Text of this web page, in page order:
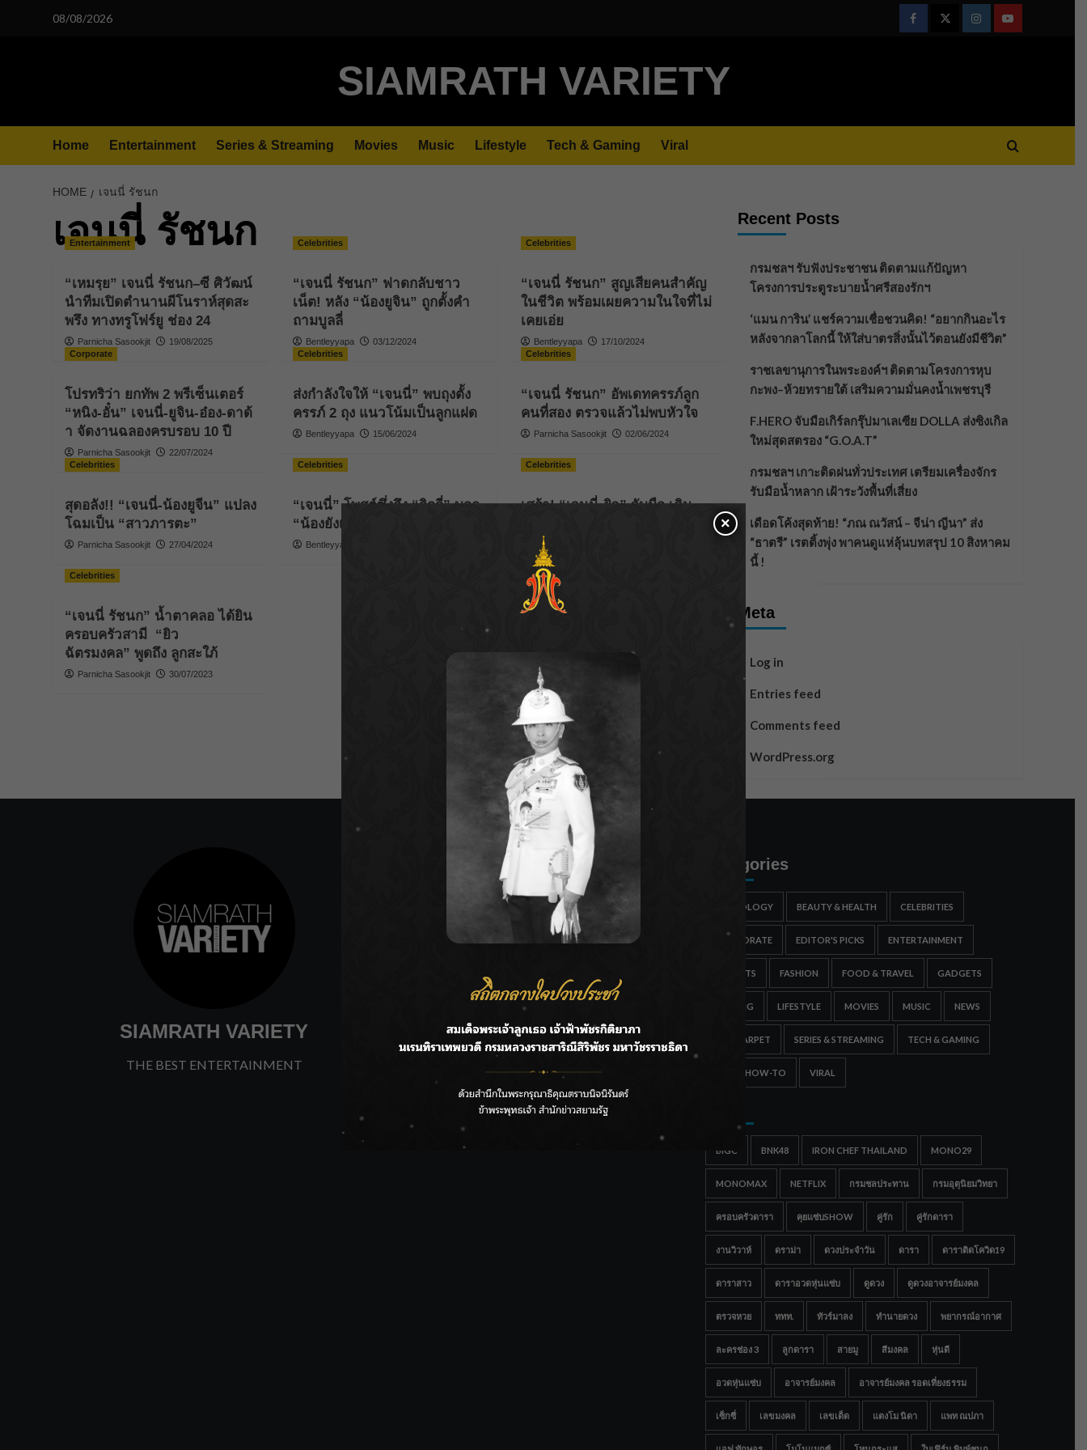
08/08/2026
FacebookTwitterInstagramYoutube
SIAMRATH VARIETY
Home Entertainment Series & Streaming Movies Music Lifestyle Tech & Gaming Viral
HOME เจนนี่ รัชนก
เจนนี่ รัชนก
Entertainment
“เหมรฺย” เจนนี่ รัชนก–ซี ศิวัฒน์
นำทีมเปิดตำนานผีโนราห์สุดสะ
พรึง ทางทรูโฟร์ยู ช่อง 24
Parnicha Sasookjit 19/08/2025
Celebrities
“เจนนี่ รัชนก” ฟาดกลับชาว
เน็ต! หลัง “น้องยูจิน” ถูกตั้งคำ
ถามบูลลี่
Bentleyyapa 03/12/2024
Celebrities
“เจนนี่ รัชนก” สูญเสียคนสำคัญ
ในชีวิต พร้อมเผยความในใจที่ไม่
เคยเอ่ย
Bentleyyapa
17/10/2024
Corporate
โปรทริว่า ยกทัพ 2 พรีเซ็นเตอร์
“หนิง-อั๋น” เจนนี่-ยูจิน-อ๋อง-ดาด้
า จัดงานฉลองครบรอบ 10 ปี
Parnicha Sasookjit 22/07/2024
Celebrities
ส่งกำลังใจให้ “เจนนี่” พบถุงตั้ง
ครรภ์ 2 ถุง แนวโน้มเป็นลูกแฝด
Bentleyyapa 15/06/2024
Celebrities
“เจนนี่ รัชนก” อัพเดทครรภ์ลูก
คนที่สอง ตรวจแล้วไม่พบหัวใจ
Parnicha Sasookjit 02/06/2024
Celebrities
สุดอลัง!! “เจนนี่-น้องยูจีน” แปลง
โฉมเป็น “สาวภารตะ”
Parnicha Sasookjit 27/04/2024
Celebrities
“เจนนี่” โพสต์ซึ่งถึง “ลิลลี่” บอก
“น้องยังเด็กในสายตาเสมอ”
Bentleyyapa
Celebrities
เศร้า! “เจนนี่-ยิว” จับมือ เดิน
น้องในท้องไป
Bentleyyapa
Celebrities
“เจนนี่ รัชนก” น้ำตาคลอ ได้ยิน
ครอบครัวสามี “ยิว
ฉัตรมงคล” พูดถึง ลูกสะใภ้
Parnicha Sasookjit 30/07/2023
pagination
Recent Posts
กรมชลฯ รับฟังประชาชน ติดตามแก้ปัญหา
โครงการประตูระบายน้ำศรีสองรักฯ
‘แมน การิน’ แชร์ความเชื่อชวนคิด! “อยากกินอะไร
หลังจากลาโลกนี้ ให้ใส่บาตรสิ่งนั้นไว้ตอนยังมีชีวิต”
ราชเลขานุการในพระองค์ฯ ติดตามโครงการหุบ
กะพง–ห้วยทรายใต้ เสริมความมั่นคงน้ำเพชรบุรี
F.HERO จับมือเกิร์ลกรุ๊ปมาเลเซีย DOLLA ส่งซิงเกิล
ใหม่สุดสตรอง “G.O.A.T”
กรมชลฯ เกาะติดฝนทั่วประเทศ เตรียมเครื่องจักร
รับมือน้ำหลาก เฝ้าระวังพื้นที่เสี่ยง
เดือดโค้งสุดท้าย! “ภณ ณวัสน์ – จีน่า ญีนา” ส่ง
“ธาตรี” เรตติ้งพุ่ง พาคนดูแห่ลุ้นบทสรุป 10 สิงหาคม
นี้ !
Meta
Log in
Entries feed
Comments feed
WordPress.org
SIAMRATH VARIETY
THE BEST ENTERTAINMENT
กรมชลฯ รับฟังประชาชน ติดตามแก้ปัญหาโครงการประตู
ลาโลกนี้ ให้ใส่บาตรสิ่งนั้นไว้ตอนยังมีชีวิต”
ราชเลขานุการในพระองค์ฯ ติดตามโครงการหุบกะพง–ห้วย
ทรายใต้ เสริมความมั่นคงน้ำเพชรบุรี
ตรอง “G.O.A.T”
กรมชลฯ เกาะติดฝนทั่วประเทศ เตรียมเครื่องจักรรับมือน้ำ
Categories
ASTROLOGY BEAUTY & HEALTH CELEBRITIES
CORPORATE EDITOR'S PICKS ENTERTAINMENT
ESPORTS FASHION FOOD & TRAVEL GADGETS
GAMING LIFESTYLE MOVIES MUSIC NEWS
RED CARPET SERIES & STREAMING TECH & GAMING
TIPS & HOW-TO VIRAL
BIGC BNK48 IRON CHEF THAILAND MONO29
MONOMAX NETFLIX กรมชลประทาน กรมอุตุนิยมวิทยา
ครอบครัวดารา คุยแซ่บSHOW คู่รัก คู่รักดารา
งานวิวาห์ ดราม่า ดวงประจำวัน ดารา ดาราติดโควิด19
ดาราสาว ดาราอวดหุ่นแซ่บ ดูดวง ดูดวงอาจารย์มงคล
ตรวจหวย ททท. ทัวร์มาลง ทำนายดวง พยากรณ์อากาศ
ละครช่อง 3 ลูกดารา สายมู สีมงคล หุ่นดี
อวดหุ่นแซ่บ อาจารย์มงคล อาจารย์มงคล รอดเที่ยงธรรม
เซ็กซี่ เลขมงคล เลขเด็ด แตงโม นิดา แพท ณปภา
×